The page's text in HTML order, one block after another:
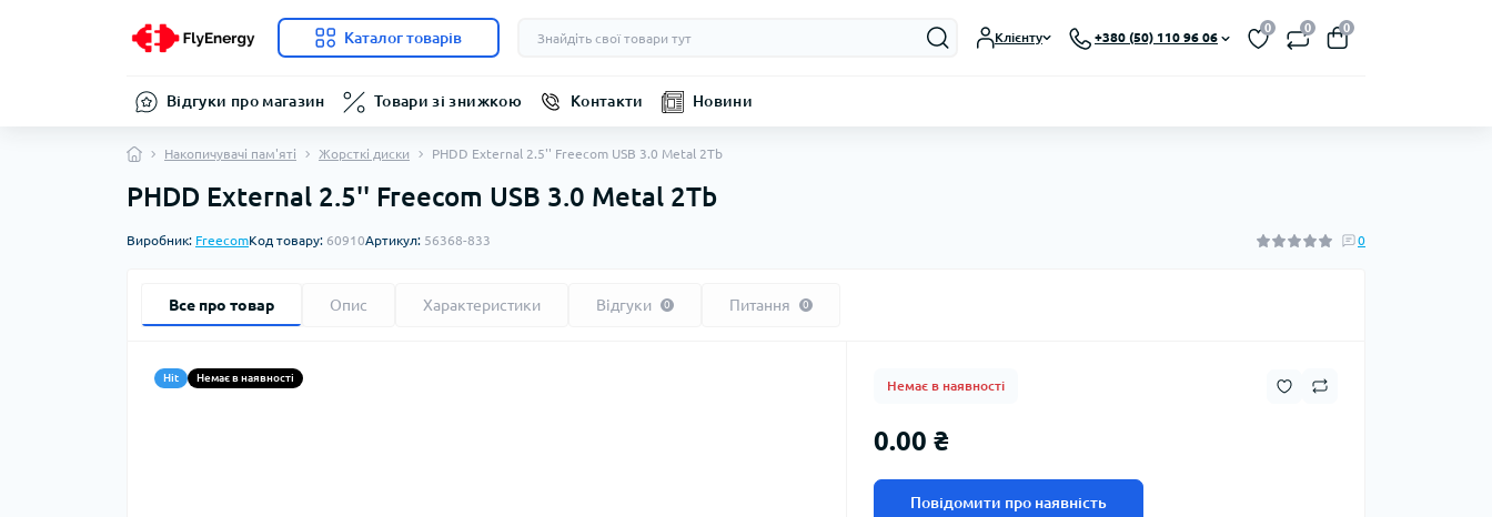
Каталог товарів Клієнту +380 (50) 110 96 06
0 0 0
Відгуки про магазин Товари зі знижкою Контакти Новини
Накопичувачі пам'яті Жорсткі диски PHDD External 2.5'' Freecom USB 3.0 Metal 2Tb
PHDD External 2.5'' Freecom USB 3.0 Metal 2Tb
Виробник: FreecomКод товару: 60910Артикул: 56368-833 0
Все про товар Опис Характеристики Відгуки 0 Питання 0
Hit Немає в наявності
Немає в наявності
0.00 ₴
Повідомити про наявність